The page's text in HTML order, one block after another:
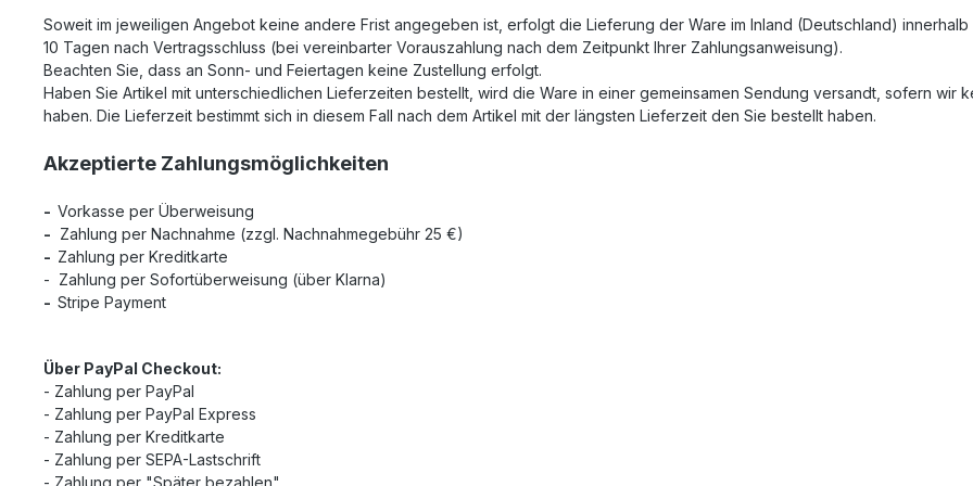
Soweit im jeweiligen Angebot keine andere Frist angegeben ist, erfolgt die Lieferung der Ware im Inland (Deutschland)
10 Tagen nach Vertragsschluss (bei vereinbarter Vorauszahlung nach dem Zeitpunkt Ihrer Zahlungsanweisung).
Beachten Sie, dass an Sonn- und Feiertagen keine Zustellung erfolgt.
Haben Sie Artikel mit unterschiedlichen Lieferzeiten bestellt, wird die Ware in einer gemeinsamen Sendung versandt, sofern wir
haben. Die Lieferzeit bestimmt sich in diesem Fall nach dem Artikel mit der längsten Lieferzeit den Sie bestellt haben.
Akzeptierte Zahlungsmöglichkeiten
- Vorkasse per Überweisung
- Zahlung per Nachnahme (zzgl. Nachnahmegebühr 25 €)
- Zahlung per Kreditkarte
- Zahlung per Sofortüberweisung (über Klarna)
- Stripe Payment
Über PayPal Checkout:
- Zahlung per PayPal
- Zahlung per PayPal Express
- Zahlung per Kreditkarte
- Zahlung per SEPA-Lastschrift
- Zahlung per "Später bezahlen"